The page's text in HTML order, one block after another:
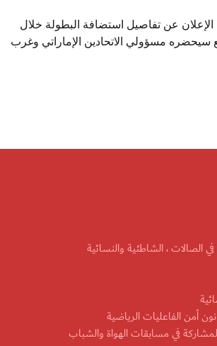
عن تفاصيل استضافة البطولة خلال
مسؤولي الاتحادين الإماراتي وغرب
الصالات ، الشاطئية والنسائية
أمن الفاعليات الرياضية
في مسابقات الهواة والشباب